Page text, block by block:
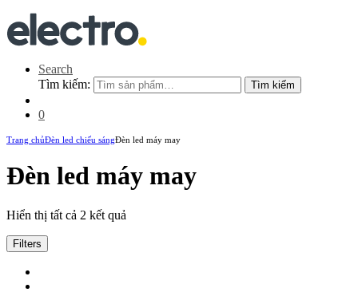
Search
Tìm kiếm:
Tìm kiếm
0
Trang chủĐèn led chiếu sángĐèn led máy may
Đèn led máy may
Hiển thị tất cả 2 kết quả
Filters